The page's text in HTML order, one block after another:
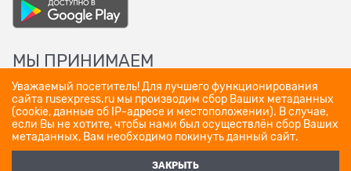
МЫ ПРИНИМАЕМ
Уважаемый посетитель! Для лучшего функционирования
сайта rusexpress.ru мы производим сбор Ваших метаданных
(cookie, данные об IP-адресе и местоположении). В случае,
если Вы не хотите, чтобы нами был осуществлён сбор Ваших
метаданных, Вам необходимо покинуть данный сайт.
ЗАКРЫТЬ